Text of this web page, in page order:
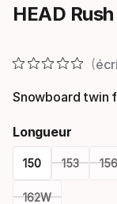
HEAD
Snowboard twin
Longueur
150 153 156
162W